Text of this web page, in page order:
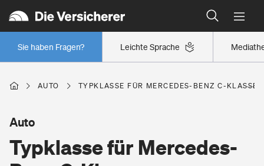
Leichte Sprache
Sie haben Fragen?
Wer versichert was: Jetzt Versicherer finden
Regionalklassen: So ist Ihre Region eingestuft
Wer versichert was: Jetzt Versicherer finden
Berufsunfähigkeitsversicherung
Wohnen
AUTO TYPKLASSE FÜR MERCEDES-BENZ C-KLASSE
Typklasse für Mercedes-
Auto